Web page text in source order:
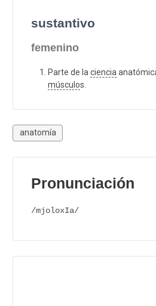
sustantivo
femenino
Parte de la ciencia
músculos.
anatomía
Pronunciación
/mjoloxIa/